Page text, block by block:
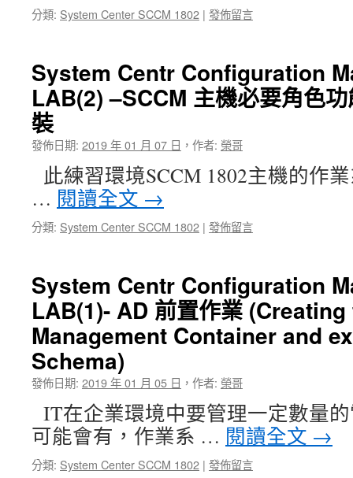
分類: System Center SCCM 1802 | 發佈留言
System Centr Configuration
LAB(2) –SCCM 主機必要角色
裝
發佈日期: 2019 年 01 月 07 日 ， 作者: 榮哥
此練習環境SCCM 1802主機的作
… 閱讀全文 →
分類: System Center SCCM 1802 | 發佈留言
System Centr Configuration
LAB(1)- AD 前置作業
Management Container and
Schema)
發佈日期: 2019 年 01 月 05 日 ， 作者: 榮哥
IT在企業環境中要管理一定數量
可能會有，作業系 … 閱讀全文 →
分類: System Center SCCM 1802 | 發佈留言